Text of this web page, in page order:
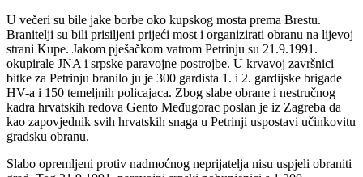
U večeri su bile jake borbe oko kupskog mosta prema Brestu.
Branitelji su bili prisiljeni prijeći most i organizirati obranu na lijevoj
strani Kupe. Jakom pješačkom vatrom Petrinju su 21.9.1991.
okupirale JNA i srpske paravojne postrojbe. U krvavoj završnici
bitke za Petrinju branilo ju je 300 gardista 1. i 2. gardijske brigade
HV-a i 150 temeljnih policajaca. Zbog slabe obrane i nestručnog
kadra hrvatskih redova Gento Međugorac poslan je iz Zagreba da
kao zapovjednik svih hrvatskih snaga u Petrinji uspostavi učinkovitu
gradsku obranu.
Slabo opremljeni protiv nadmoćnog neprijatelja nisu uspjeli obraniti